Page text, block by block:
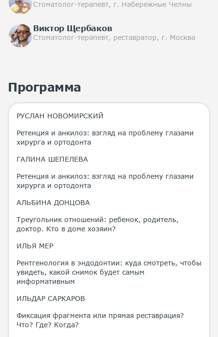
Стоматолог-терапевт, г. Набережные Челны
Виктор Щербаков
Стоматолог-терапевт, реставратор, г. Москва
Программа
РУСЛАН НОВОМИРСКИЙ
Ретенция и анкилоз: взгляд на проблему глазами
хирурга и ортодонта
ГАЛИНА ШЕПЕЛЕВА
Ретенция и анкилоз: взгляд на проблему глазами
хирурга и ортодонта
АЛЬБИНА ДОНЦОВА
Треугольник отношений: ребенок, родитель,
доктор. Кто в доме хозяин?
ИЛЬЯ МЕР
Рентгенология в эндодонтии: куда смотреть, чтобы
увидеть, какой снимок будет самым
информативным
ИЛЬДАР САРКАРОВ
Фиксация фрагмента или прямая реставрация?
Что? Где? Когда?